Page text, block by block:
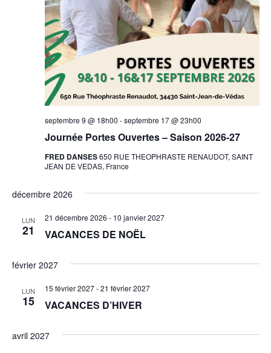
Journée Portes Ouvertes – Saison 2026-27
septembre 9 @ 18h00 -septembre 17 @ 23h00
FRED DANSES650 RUE THEOPHRASTE RENAUDOT, SAINT
JEAN DE VEDAS, France
décembre 2026
LUN
21 VACANCES DE NOËL
21 décembre 2026 - 10 janvier 2027
février 2027
LUN
15 VACANCES D’HIVER
15 février 2027-21 février 2027
avril 2027